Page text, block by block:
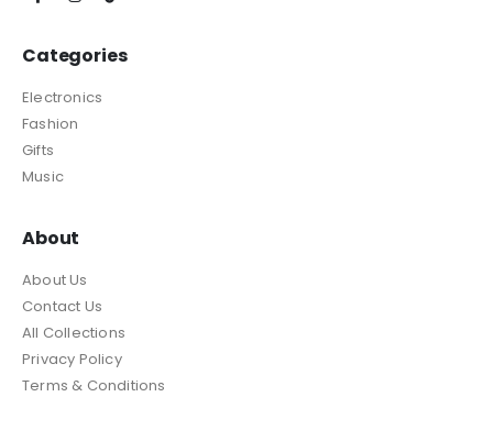
Categories
Electronics
Fashion
Gifts
Music
About
About Us
Contact Us
All Collections
Privacy Policy
Terms & Conditions